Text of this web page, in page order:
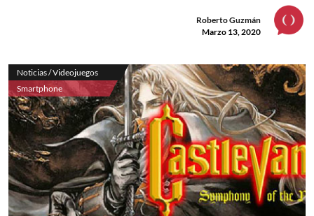
Roberto Guzmán
Marzo 13, 2020
Noticias / Videojuegos
Smartphone